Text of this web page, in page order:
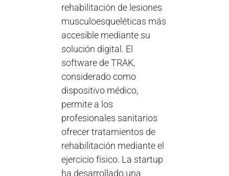
rehabilitación de lesiones
musculoesqueléticas más
accesible mediante su
solución digital. El
software de TRAK,
considerado como
dispositivo médico,
permite a los
profesionales sanitarios
ofrecer tratamientos de
rehabilitación mediante el
ejercicio físico. La startup
ha desarrollado una